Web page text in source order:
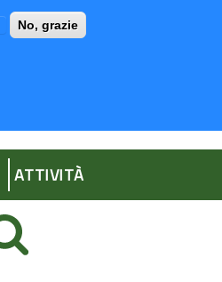
No, grazie
ATTIVITÀ